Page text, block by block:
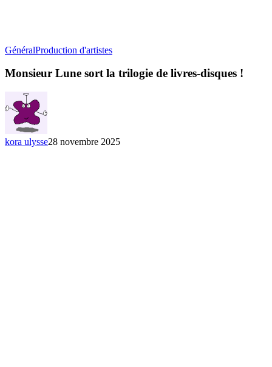
GénéralProduction d'artistesMonsieur
sort
!
Monsieur Lune sort la trilogie de livres-disques !
kora ulysse28 novembre 2025